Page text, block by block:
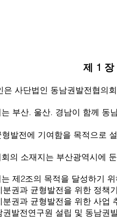
제 1 장
은 사단법인 동남권발전협의
부산. 울산. 경남이 함께 동
여함을 목적으로 설립
의 소재지는 부산광역시에
제2조의 목적을 달성하기
발전을 위한 정책기
형발전을 위한 사업
원 설립 및 동남권발